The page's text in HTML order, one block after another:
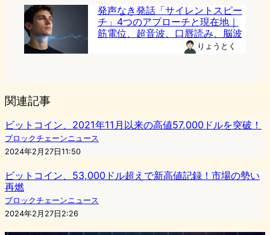
発声なき発話「サイレントスピー
チ」4つのアプローチと現在地｜
筋電位、超音波、口唇読み、脳波
りょうとく
関連記事
ビットコイン、2021年11月以来の高値57,000ドルを突破！
ブロックチェーンニュース
2024年2月27日11:50
ビットコイン、53,000ドル超えで新高値記録！市場の勢い
再燃
ブロックチェーンニュース
2024年2月27日2:26